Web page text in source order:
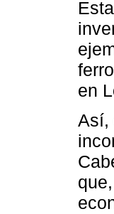
en
Así,